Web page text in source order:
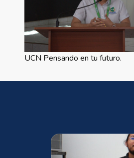
UCN Pensando en tu futuro.